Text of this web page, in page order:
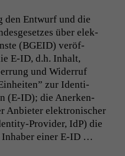
den Entwurf und die
über elek­
(BGEID) veröf­
E‑ID, d.h. Inhalt,
und Wider­ruf
zur Iden­ti­
(E‑ID); die Anerken­
Anbi­eter elek­tro­n­is­ch­er
Provider, IdP) die
ein­er E‑ID …
Notwendige
Cookies
Diese
Cookies sind